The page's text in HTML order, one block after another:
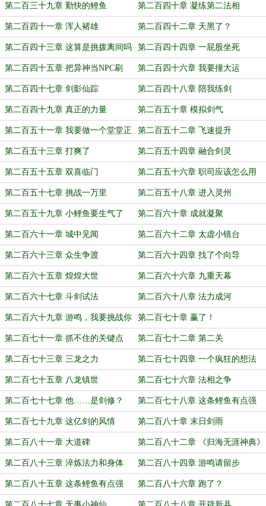
就
第二百三十九章 勤快的鲤鱼 第二百四十章 凝练第二法相
第二百四十一章 浑人褚雄 第二百四十二章 天黑了？
第二百四十三章 这算是挑拨离间吗 第二百四十四章 一屁股坐死
第二百四十五章 把异神当NPC刷 第二百四十六章 我要撞大运
第二百四十七章 剑影仙踪 第二百四十八章 陪我练剑
第二百四十九章 真正的力量 第二百五十章 模拟剑气
第二百五十一章 我要做一个堂堂正
正的伪剑修
第二百五十二章 飞速提升
第二百五十三章 打爽了 第二百五十四章 融合剑灵
第二百五十五章 双喜临门 第二百五十六章 职司应该怎么用
第二百五十七章 挑战一万里 第二百五十八章 进入灵州
第二百五十九章 小鲤鱼要生气了 第二百六十章 成就凝聚
第二百六十一章 城中见闻 第二百六十二章 太虚小镜台
第二百六十三章 众生争渡 第二百六十四章 找了个向导
第二百六十五章 煌煌大世 第二百六十六章 九重天幕
第二百六十七章 斗剑试法 第二百六十八章 法力成河
第二百六十九章 游鸣，我要挑战你 第二百七十章 赢了！
第二百七十一章 抓不住的关键点 第二百七十二章 第二关
第二百七十三章 三龙之力 第二百七十四章 一个疯狂的想法
第二百七十五章 八龙镇世 第二百七十六章 法相之争
第二百七十七章 他……是剑修？ 第二百七十八章 这条鲤鱼有点强
第二百七十九章 这亿剑的风情 第二百八十章 末日剑雨
第二百八十一章 大道碑 第二百八十二章 《归海无涯神典》
第二百八十三章 淬炼法力和身体 第二百八十四章 游鸣请留步
第二百八十五章 这条鲤鱼有点强 第二百八十六章 跑了？